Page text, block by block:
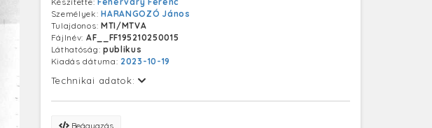
Személyek:HARANGOZÓ János
Tulajdonos: MTI/MTVA
Fájlnév: AF__FF195210250015
Láthatóság: publikus
Kiadás dátuma: 2023-10-19
Technikai adatok:
Beágyazás